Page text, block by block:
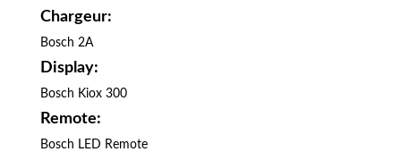
Chargeur:
Bosch 2A
Display:
Bosch Kiox 300
Remote:
Bosch LED Remote